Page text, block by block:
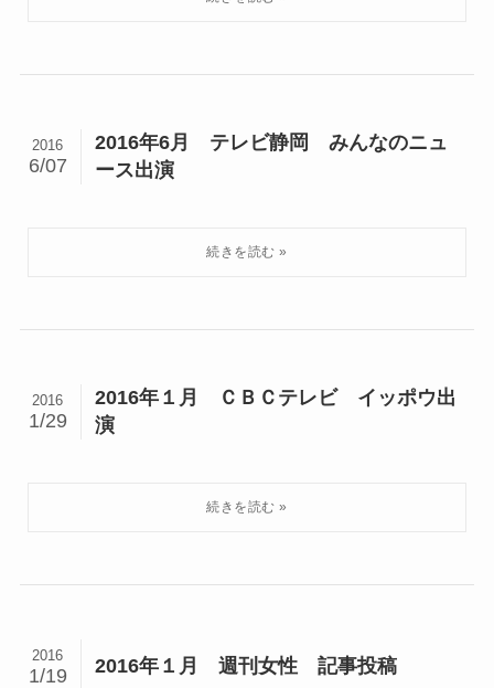
2016年6月 テレビ静岡 みんなのニュ
ース出演
2016
6/07
2016年１月 ＣＢＣテレビ イッポウ出
演
2016
1/29
2016年１月 週刊女性 記事投稿
2016
1/19